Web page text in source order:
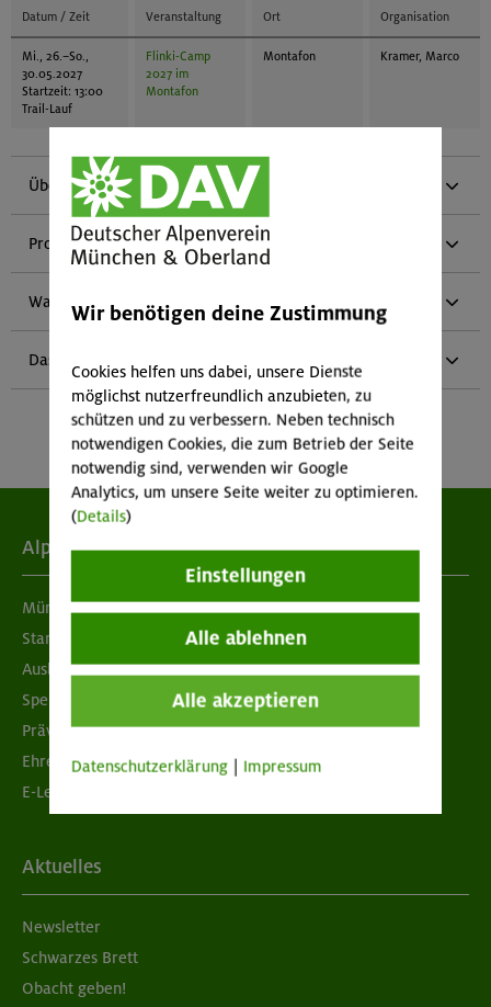
Datum / Zeit Veranstaltung Ort Organisation
Mi., 26.–So.,
30.05.2027
Startzeit: 13:00
Trail-Lauf
Flinki-Camp
2027 im
Montafon
Montafon Kramer, Marco
Über uns
Programm
Was wir machen
Das Team
Alpenverein
München & Oberland
Standorte
Ausbildung & Jobs
Spenden
Prävention sexualisierter Gewalt
Ehrenamtsbörse
E-Learning
Aktuelles
Newsletter
Schwarzes Brett
Obacht geben!
Wir benötigen deine Zustimmung
Cookies helfen uns dabei, unsere Dienste
möglichst nutzerfreundlich anzubieten, zu
schützen und zu verbessern. Neben technisch
notwendigen Cookies, die zum Betrieb der Seite
notwendig sind, verwenden wir Google
Analytics, um unsere Seite weiter zu optimieren.
(Details)
Einstellungen
Alle ablehnen
Alle akzeptieren
Datenschutzerklärung Impressum